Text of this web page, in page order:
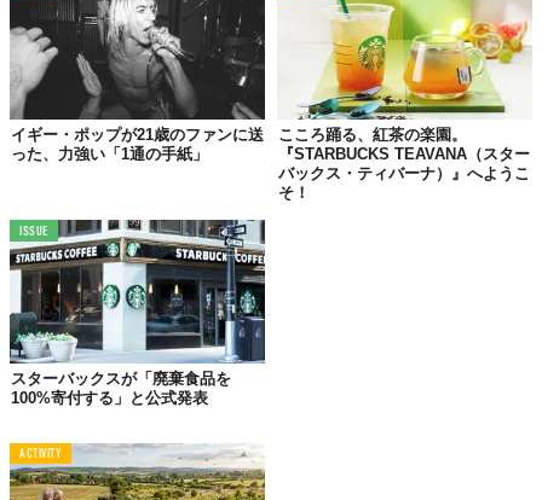
“I said at the end of the last tour that I’d see you next time. I
said I was going to get back to you.
Well, I got back!” - Paul
More info: https://t.co/KhK4WK8Wlr #PaulMcCartneyGotBack
— Paul McCartney (@PaulMcCartney)
また、このタイミングでの発信にはもう一つ、現CEOのジョンソ
ン氏が任期を終える直前であるという意味もあるそうで。
ジョンソン氏率いる経営陣は、かねてより
してほしいと思ったのだろう。
同氏は返答として「スターバックスが2030年までに持続性のある
イギー・ポップが21歳のファンに送
った、力強い「1通の手紙」
こころ踊る、紅茶の楽園。
『STARBUCKS TEAVANA（スター
バックス・ティバーナ）』へようこ
そ！
ISSUE
スターバックスが「廃棄食品を
100%寄付する」と公式発表
ACTIVITY